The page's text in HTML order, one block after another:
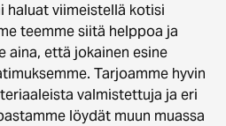
haluat viimeistellä kotisi
teemme siitä helppoa ja
aina, että jokainen esine
Tarjoamme hyvin
valmistettuja ja eri
löydät muun muassa